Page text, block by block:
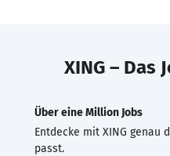
XING – Das
Über eine Million Jobs
Entdecke mit XING genau
passt.